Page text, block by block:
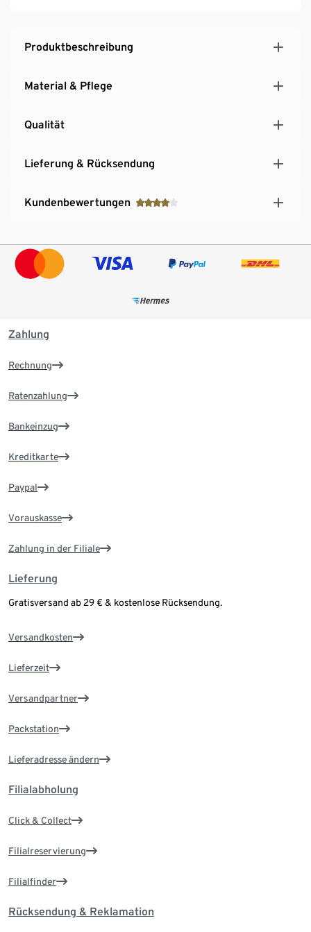
Produktbeschreibung
Material & Pflege
Qualität
Lieferung & Rücksendung
Kundenbewertungen
Zahlung
Rechnung
Ratenzahlung
Bankeinzug
Kreditkarte
Paypal
Vorauskasse
Zahlung in der Filiale
Lieferung
Gratisversand ab 29 € & kostenlose Rücksendung.
Versandkosten
Lieferzeit
Versandpartner
Packstation
Lieferadresse ändern
Filialabholung
Click & Collect
Filialreservierung
Filialfinder
Rücksendung & Reklamation